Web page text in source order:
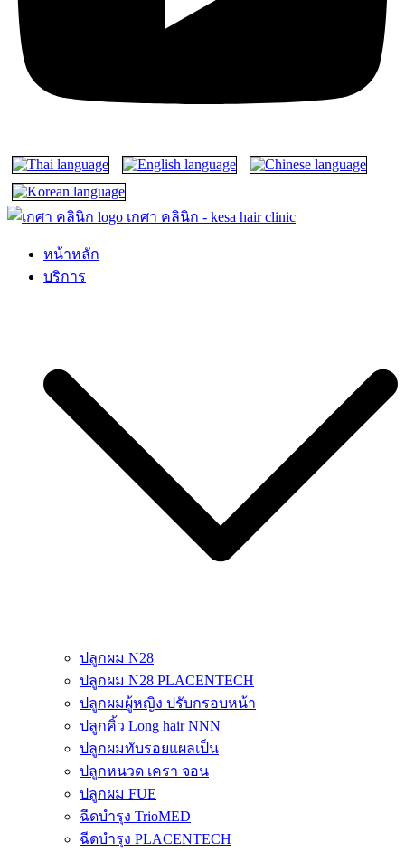
เกศา คลินิก – kesa hair clinic
kesa hair ปลูกผม ปลูกคิ้ว รักษาผมร่วง ผมบาง
หน้าหลัก
บริการ
ปลูกผม N28
ปลูกผม N28 PLACENTECH
ปลูกผมผู้หญิง ปรับกรอบหน้า
ปลูกคิ้ว Long hair NNN
ปลูกผมทับรอยแผลเป็น
ปลูกหนวด เครา จอน
ปลูกผม FUE
ฉีดบำรุง TrioMED
ฉีดบำรุง PLACENTECH